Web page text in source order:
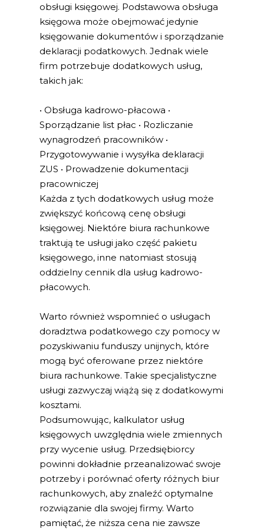
obsługi księgowej. Podstawowa obsługa
księgowa może obejmować jedynie
księgowanie dokumentów i sporządzanie
deklaracji podatkowych. Jednak wiele
firm potrzebuje dodatkowych usług,
takich jak:
• Obsługa kadrowo-płacowa •
Sporządzanie list płac • Rozliczanie
wynagrodzeń pracowników •
Przygotowywanie i wysyłka deklaracji
ZUS • Prowadzenie dokumentacji
pracowniczej
Każda z tych dodatkowych usług może
zwiększyć końcową cenę obsługi
księgowej. Niektóre biura rachunkowe
traktują te usługi jako część pakietu
księgowego, inne natomiast stosują
oddzielny cennik dla usług kadrowo-
płacowych.
Warto również wspomnieć o usługach
doradztwa podatkowego czy pomocy w
pozyskiwaniu funduszy unijnych, które
mogą być oferowane przez niektóre
biura rachunkowe. Takie specjalistyczne
usługi zazwyczaj wiążą się z dodatkowymi
kosztami.
Podsumowując, kalkulator usług
księgowych uwzględnia wiele zmiennych
przy wycenie usług. Przedsiębiorcy
powinni dokładnie przeanalizować swoje
potrzeby i porównać oferty różnych biur
rachunkowych, aby znaleźć optymalne
rozwiązanie dla swojej firmy. Warto
pamiętać, że niższa cena nie zawsze